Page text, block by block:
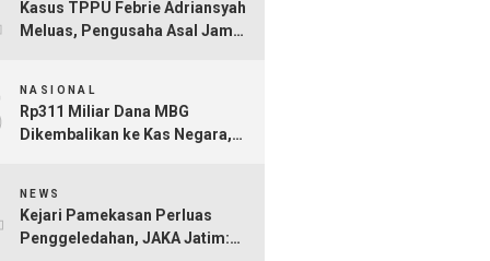
Kasus TPPU Febrie Adriansyah
Meluas, Pengusaha Asal Jambi
NASIONAL
Rp311 Miliar Dana MBG
Dikembalikan ke Kas Negara,
NEWS
Kejari Pamekasan Perluas
Penggeledahan, JAKA Jatim: